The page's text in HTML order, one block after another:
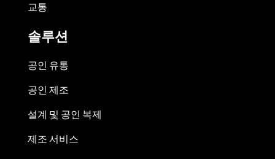
교통
솔루션
공인 유통
공인 제조
설계 및 공인 복제
제조 서비스